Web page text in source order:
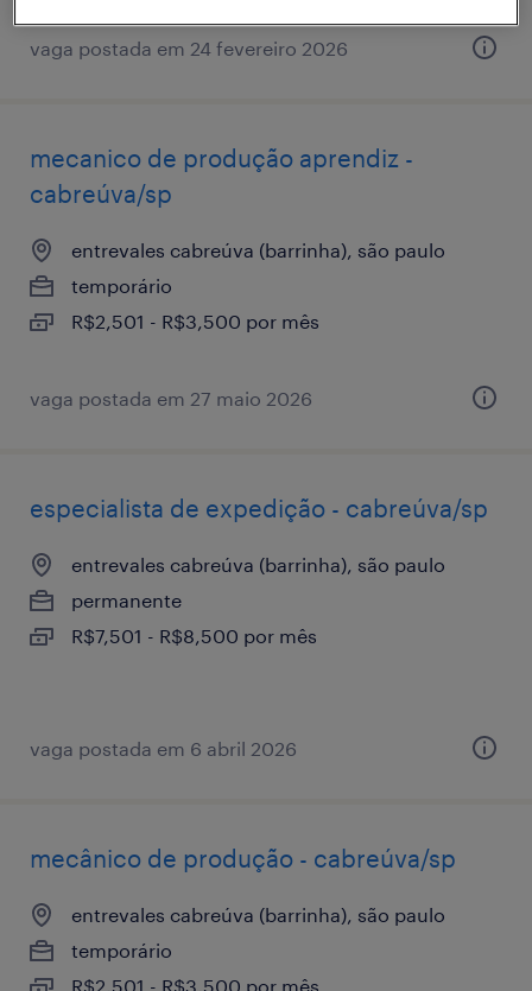
vaga postada em 24 fevereiro 2026
mecanico de produção aprendiz -
cabreúva/sp
entrevales cabreúva (barrinha), são paulo
temporário
R$2,501 - R$3,500 por mês
vaga postada em 27 maio 2026
especialista de expedição - cabreúva/sp
entrevales cabreúva (barrinha), são paulo
permanente
R$7,501 - R$8,500 por mês
vaga postada em 6 abril 2026
mecânico de produção - cabreúva/sp
entrevales cabreúva (barrinha), são paulo
temporário
R$2,501 - R$3,500 por mês